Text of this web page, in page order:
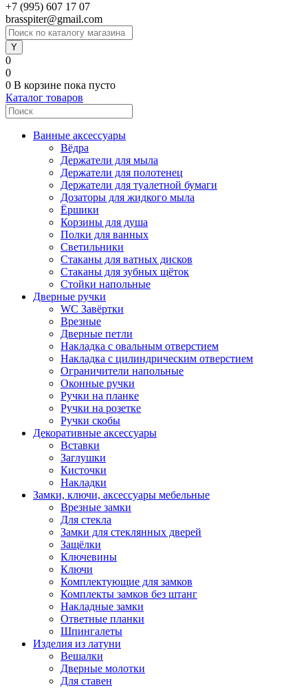
+7 (995) 607 17 07
brasspiter@gmail.com
0
0
0 В корзине пока пусто
Каталог товаров
Ванные аксессуары
Вёдра
Держатели для мыла
Держатели для полотенец
Держатели для туалетной бумаги
Дозаторы для жидкого мыла
Ёршики
Корзины для душа
Полки для ванных
Светильники
Стаканы для ватных дисков
Стаканы для зубных щёток
Стойки напольные
Дверные ручки
WC Завёртки
Врезные
Дверные петли
Накладка с овальным отверстием
Накладка с цилиндрическим отверстием
Ограничители напольные
Оконные ручки
Ручки на планке
Ручки на розетке
Ручки скобы
Декоративные аксессуары
Вставки
Заглушки
Кисточки
Накладки
Замки, ключи, аксессуары мебельные
Врезные замки
Для стекла
Замки для стеклянных дверей
Защёлки
Ключевины
Ключи
Комплектующие для замков
Комплекты замков без штанг
Накладные замки
Ответные планки
Шпингалеты
Изделия из латуни
Вешалки
Дверные молотки
Для ставен